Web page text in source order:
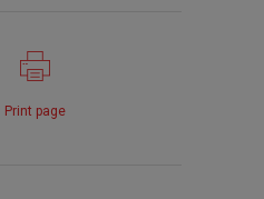
Print page